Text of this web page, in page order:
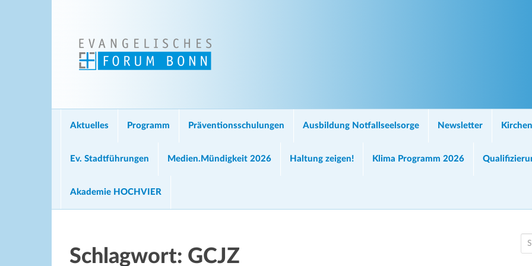
Aktuelles Programm Präventionsschulungen Ausbildung Notfallseelsorge Newsletter
Ev. Stadtführungen Medien.Mündigkeit 2026 Haltung zeigen! Klima Programm 2026
Akademie HOCHVIER
Schlagwort: GCJZ
e